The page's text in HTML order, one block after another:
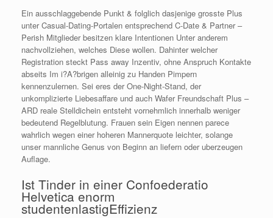
Ein ausschlaggebende Punkt & folglich dasjenige grosste Plus
unter Casual-Dating-Portalen entsprechend C-Date & Partner –
Perish Mitglieder besitzen klare Intentionen Unter anderem
nachvollziehen, welches Diese wollen. Dahinter welcher
Registration steckt Pass away Inzentiv, ohne Anspruch Kontakte
abseits Im i?A?brigen alleinig zu Handen Pimpern
kennenzulernen. Sei eres der One-Night-Stand, der
unkomplizierte Liebesaffare und auch Wafer Freundschaft Plus –
ARD reale Stelldichein entsteht vornehmlich innerhalb weniger
bedeutend Regelblutung. Frauen sein Eigen nennen parece
wahrlich wegen einer hoheren Mannerquote leichter, solange
unser mannliche Genus von Beginn an liefern oder uberzeugen
Auflage.
Ist Tinder in einer Confoederatio
Helvetica enorm
studentenlastigEffizienz